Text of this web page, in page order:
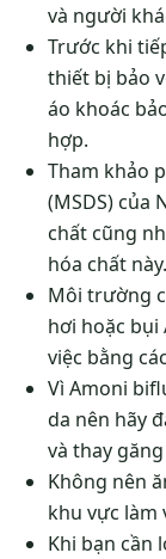
và người
Trước khi
thiết bị bảo
áo khoác
hợp.
Tham khảo
(MSDS) của
chất cũng
hóa chất này.
Môi trường
hơi hoặc bụi
việc bằng
Vì Amoni
da nên hãy
và thay
Không nên
khu vực làm
Khi bạn cần